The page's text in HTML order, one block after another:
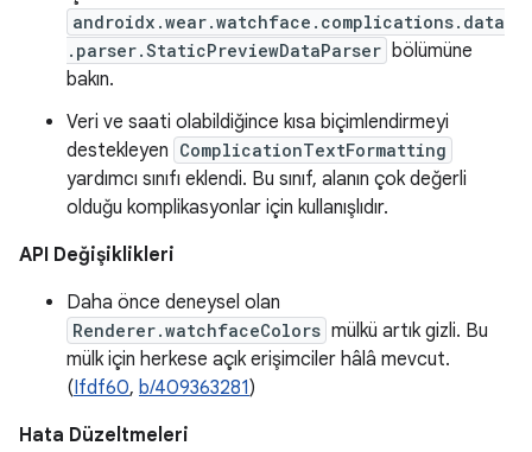
androidx.wear.watchface.complications.data
.parser.StaticPreviewDataParser bölümüne
bakın.
Veri ve saati olabildiğince kısa biçimlendirmeyi
destekleyen ComplicationTextFormatting
yardımcı sınıfı eklendi. Bu sınıf, alanın çok değerli
olduğu komplikasyonlar için kullanışlıdır.
API Değişiklikleri
Daha önce deneysel olan
Renderer.watchfaceColors mülkü artık gizli. Bu
mülk için herkese açık erişimciler hâlâ mevcut.
(Ifdf60, b/409363281)
Hata Düzeltmeleri